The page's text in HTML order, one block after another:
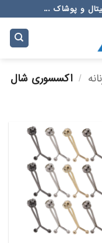
و پوشاک ...
/ اکسسوری شال